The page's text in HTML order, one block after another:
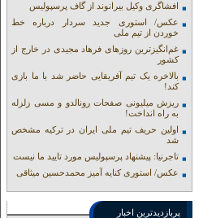
افشاگری وکیل بیرانوند از گاف‌ پرسپولیس
عکس/ استوری جدید سردار درباره خط
خوردن از تیم ملی
غم‌انگیزترین روزهای فرهاد مجیدی در خارج از
کشور
بالاخره یک تیم آفریقایی حاضر شد با ما بازی
کند!
ریزش میلیونی صفحات رونالدو و مسی زلزله
به راه انداخت!
اولین حریف تیم ملی ایران در ترکیه مشخص
شد
تاجرنیا: پیشنهاد پرسپولیس مورد تایید ما نیست
عکس/ استوری کنایه آمیز محمدحسین میثاقی
پربازدیدترین اخبار